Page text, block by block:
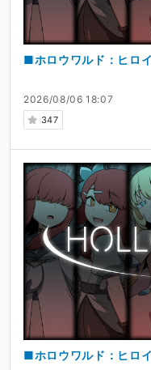
2026/08/06 18:07
347
■ホロウワルド：ヒロ
■ホロウワルド：ヒロ